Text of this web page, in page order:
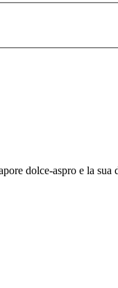
dolce-aspro e la